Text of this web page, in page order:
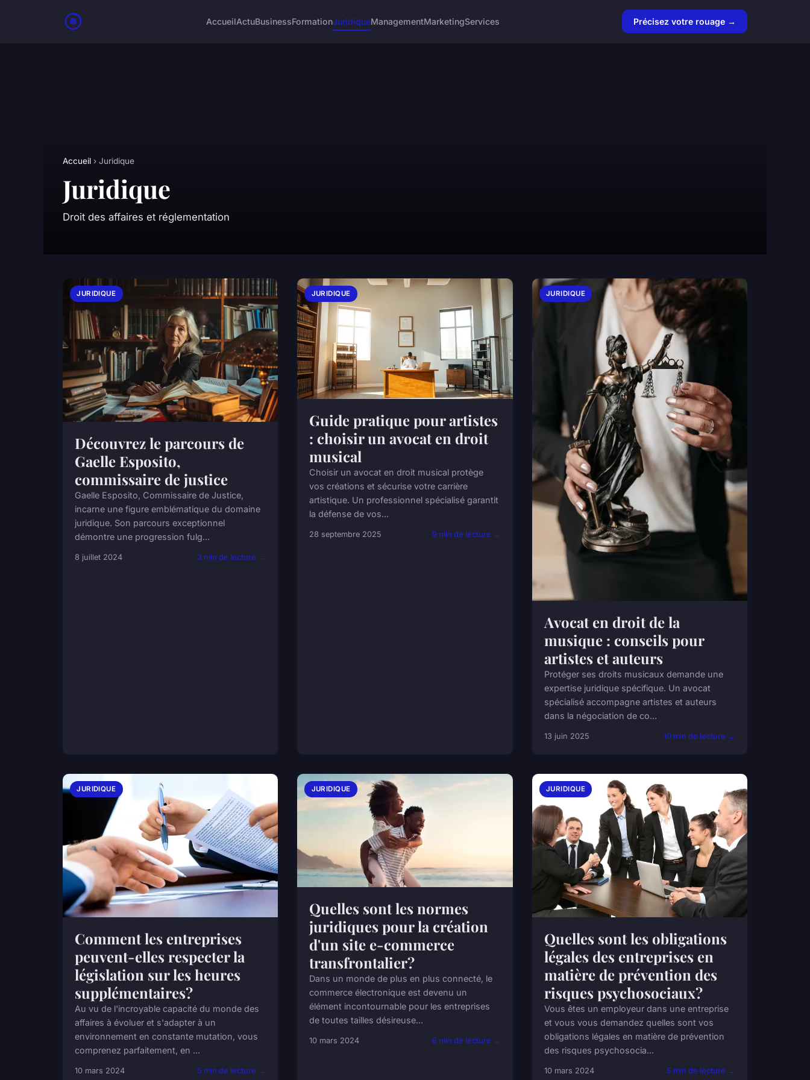
AccueilActuBusinessFormationJuridiqueManagementMarketingServices Précisez votre rouage →
Accueil › Juridique
Juridique
Droit des affaires et réglementation
JURIDIQUE
Découvrez le parcours de
Gaelle Esposito,
commissaire de justice
Gaelle Esposito, Commissaire de Justice,
incarne une figure emblématique du domaine
juridique. Son parcours exceptionnel
démontre une progression fulg...
8 juillet 2024 3 min de lecture →
JURIDIQUE
Guide pratique pour artistes
: choisir un avocat en droit
musical
Choisir un avocat en droit musical protège
vos créations et sécurise votre carrière
artistique. Un professionnel spécialisé garantit
la défense de vos...
28 septembre 2025 9 min de lecture →
JURIDIQUE
Avocat en droit de la
musique : conseils pour
artistes et auteurs
Protéger ses droits musicaux demande une
expertise juridique spécifique. Un avocat
spécialisé accompagne artistes et auteurs
dans la négociation de co...
13 juin 2025 10 min de lecture →
JURIDIQUE
Comment les entreprises
peuvent-elles respecter la
législation sur les heures
supplémentaires?
Au vu de l'incroyable capacité du monde des
affaires à évoluer et s'adapter à un
environnement en constante mutation, vous
comprenez parfaitement, en ...
10 mars 2024 5 min de lecture →
JURIDIQUE
Quelles sont les normes
juridiques pour la création
d'un site e-commerce
transfrontalier?
Dans un monde de plus en plus connecté, le
commerce électronique est devenu un
élément incontournable pour les entreprises
de toutes tailles désireuse...
10 mars 2024 6 min de lecture →
JURIDIQUE
Quelles sont les obligations
légales des entreprises en
matière de prévention des
risques psychosociaux?
Vous êtes un employeur dans une entreprise
et vous vous demandez quelles sont vos
obligations légales en matière de prévention
des risques psychosocia...
10 mars 2024 5 min de lecture →